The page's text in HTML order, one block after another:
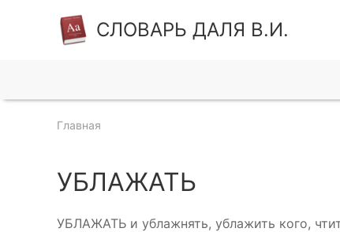
СЛОВАРЬ ДАЛЯ В.И.
Главная
УБЛАЖАТЬ
УБЛАЖАТЬ и ублажнять, ублажить кого,